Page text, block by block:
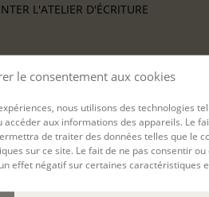
le consentement aux cookies
nous utilisons des technologies
accéder aux informations des appareils. Le
de traiter des données telles que le
sur ce site. Le fait de ne pas consentir
effet négatif sur certaines caractéristiques
L'ATELIER D'ÉCRITURE
Delaby
L'ATELIER D'ÉCRITURE